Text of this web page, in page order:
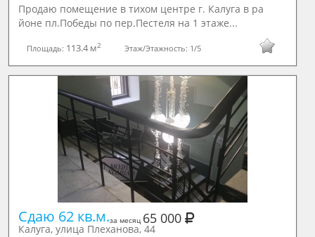
Продаю помещение в тихом центре г. Калуга в ра
йоне пл.Победы по пер.Пестеля на 1 этаже...
Площадь: 113.4 м2 Этаж/Этажность: 1/5
Сдаю 62 кв.м.за месяц 65 000
Калуга, улица Плеханова, 44